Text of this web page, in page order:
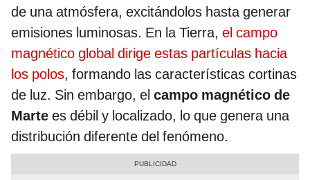
de una atmósfera, excitándolos hasta generar
emisiones luminosas. En la Tierra, el campo
magnético global dirige estas partículas hacia
los polos, formando las características cortinas
de luz. Sin embargo, el campo magnético de
Marte es débil y localizado, lo que genera una
distribución diferente del fenómeno.